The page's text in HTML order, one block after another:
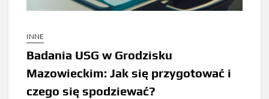
INNE
Badania USG w Grodzisku
Mazowieckim: Jak się przygotować i
czego się spodziewać?